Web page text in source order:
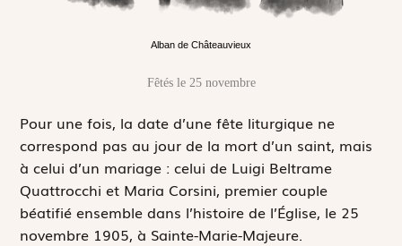
Alban de Châteauvieux
Fêtés le 25 novembre
Pour une fois, la date d’une fête liturgique ne
correspond pas au jour de la mort d’un saint, mais
à celui d’un mariage : celui de Luigi Beltrame
Quattrocchi et Maria Corsini, premier couple
béatifié ensemble dans l’histoire de l’Église, le 25
novembre 1905, à Sainte-Marie-Majeure.